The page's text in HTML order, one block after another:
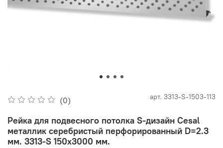
(0) арт. 3313-S-1503-113
Рейка для подвесного потолка S-дизайн Cesal
металлик серебристый перфорированный D=2.3
мм. 3313-S 150х3000 мм.